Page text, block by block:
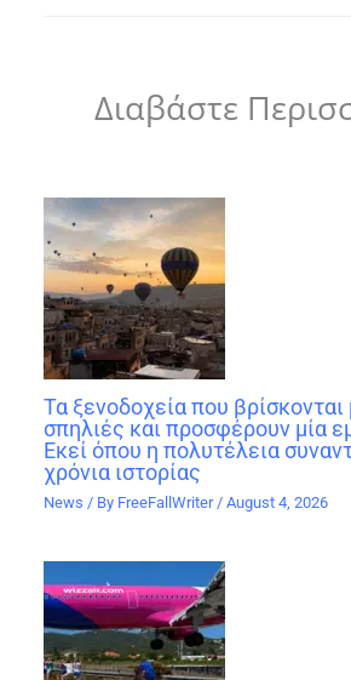
Διαβάστε
Τα ξενοδοχεία που
σπηλιές και προσφέρουν μία
Εκεί όπου η πολυτέλεια
χρόνια ιστορίας
News / By FreeFallWriter /August 4, 2026